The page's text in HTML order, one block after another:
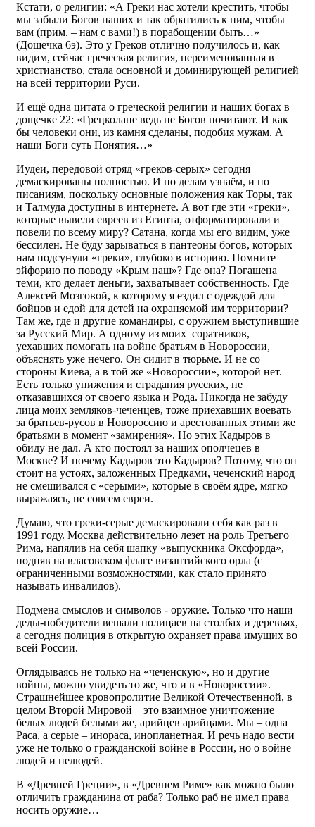
Кстати, о религии: «А Греки нас хотели крестить, чтобы
мы забыли Богов наших и так обратились к ним, чтобы
вам (прим. – нам с вами!) в порабощении быть…»
(Дощечка 6э). Это у Греков отлично получилось и, как
видим, сейчас греческая религия, переименованная в
христианство, стала основной и доминирующей религией
на всей территории Руси.
И ещё одна цитата о греческой религии и наших богах в
дощечке 22: «Грецколане ведь не Богов почитают. И как
бы человеки они, из камня сделаны, подобия мужам. А
наши Боги суть Понятия…»
Иудеи, передовой отряд «греков-серых» сегодня
демаскированы полностью. И по делам узнаём, и по
писаниям, поскольку основные положения как Торы, так
и Талмуда доступны в интернете. А вот где эти «греки»,
которые вывели евреев из Египта, отформатировали и
повели по всему миру? Сатана, когда мы его видим, уже
бессилен. Не буду зарываться в пантеоны богов, которых
нам подсунули «греки», глубоко в историю. Помните
эйфорию по поводу «Крым наш»? Где она? Погашена
теми, кто делает деньги, захватывает собственность. Где
Алексей Мозговой, к которому я ездил с одеждой для
бойцов и едой для детей на охраняемой им территории?
Там же, где и другие командиры, с оружием выступившие
за Русский Мир. А одному из моих соратников,
уехавших помогать на войне братьям в Новороссии,
объяснять уже нечего. Он сидит в тюрьме. И не со
стороны Киева, а в той же «Новороссии», которой нет.
Есть только унижения и страдания русских, не
отказавшихся от своего языка и Рода. Никогда не забуду
лица моих земляков-чеченцев, тоже приехавших воевать
за братьев-русов в Новороссию и арестованных этими же
братьями в момент «замирения». Но этих Кадыров в
обиду не дал. А кто постоял за наших ополчецев в
Москве? И почему Кадыров это Кадыров? Потому, что он
стоит на устоях, заложенных Предками, чеченский народ
не смешивался с «серыми», которые в своём ядре, мягко
выражаясь, не совсем евреи.
Думаю, что греки-серые демаскировали себя как раз в
1991 году. Москва действительно лезет на роль Третьего
Рима, напялив на себя шапку «выпускника Оксфорда»,
подняв на власовском флаге византийского орла (с
ограниченными возможностями, как стало принято
называть инвалидов).
Подмена смыслов и символов - оружие. Только что наши
деды-победители вешали полицаев на столбах и деревьях,
а сегодня полиция в открытую охраняет права имущих во
всей России.
Оглядываясь не только на «чеченскую», но и другие
войны, можно увидеть то же, что и в «Новороссии».
Страшнейшее кровопролитие Великой Отечественной, в
целом Второй Мировой – это взаимное уничтожение
белых людей белыми же, арийцев арийцами. Мы – одна
Раса, а серые – инораса, инопланетная. И речь надо вести
уже не только о гражданской войне в России, но о войне
людей и нелюдей.
В «Древней Греции», в «Древнем Риме» как можно было
отличить гражданина от раба? Только раб не имел права
носить оружие…